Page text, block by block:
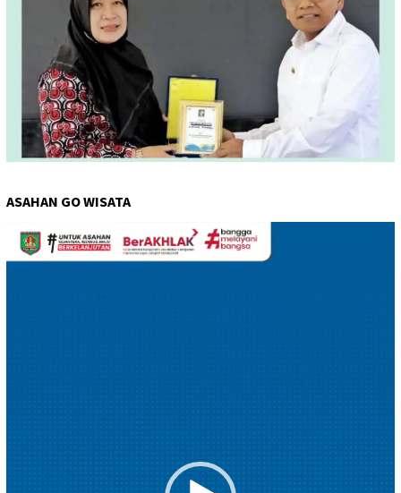
ASAHAN GO WISATA
Pemutar
Video